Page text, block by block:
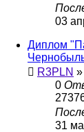
03
Диплом
R3PLN »
0
31